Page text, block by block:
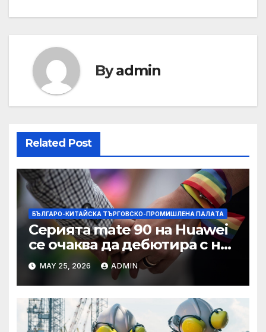
Byadmin
Related Post
БЪЛГАРО-КИТАЙСКА ТЪРГОВСКО-ПРОМИШЛЕНА ПАЛAТА
Серията mate 90 на Huawei
се очаква да дебютира с нов
чип Kirin тази есен ·
TechNode
MAY 25, 2026 ADMIN